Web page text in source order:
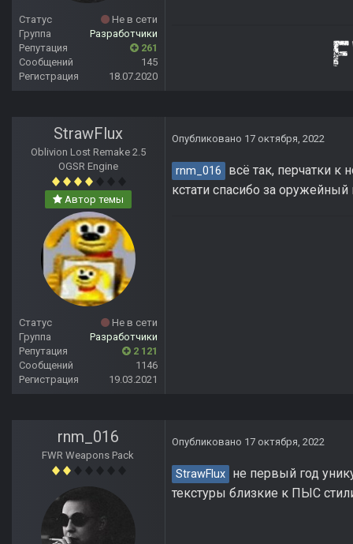
Статус
Не в сети
Группа
Разработчики
Репутация
261
Сообщений
145
Регистрация
18.07.2020
StrawFlux
Oblivion Lost Remake 2.5
OGSR Engine
Автор темы
Статус
Не в сети
Группа
Разработчики
Репутация
2 121
Сообщений
1146
Регистрация
19.03.2021
Опубликовано 17 октября, 2022
rnm_016
всё так, перчатки
кстати спасибо за
rnm_016
FWR Weapons Pack
Опубликовано 17 октября, 2022
StrawFlux не первый год
текстуры близкие к ПЫС